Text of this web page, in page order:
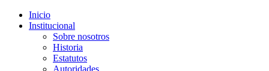
Inicio
Institucional
Sobre nosotros
Historia
Estatutos
Autoridades